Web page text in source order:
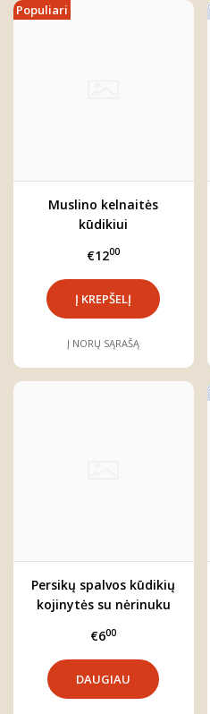
Populiari
Muslino kelnaitės
kūdikiui
€1200
Į NORŲ SĄRAŠĄ
Persikų spalvos kūdikių
kojinytės su nėrinuku
€600
DAUGIAU